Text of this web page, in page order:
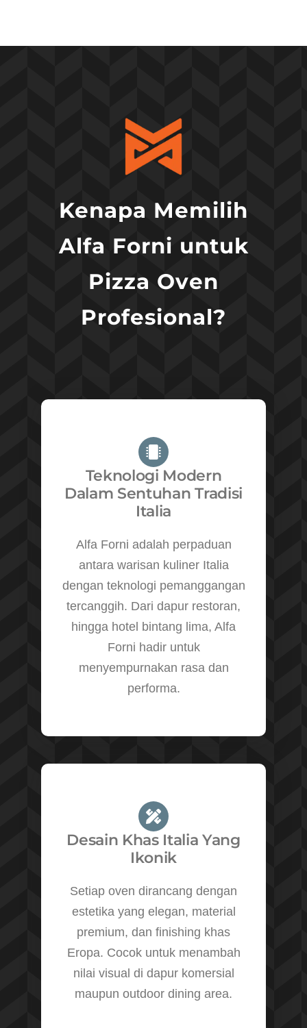
Kenapa Memilih
Alfa Forni untuk
Pizza Oven
Profesional?
Teknologi Modern
Dalam Sentuhan Tradisi
Italia
Alfa Forni adalah perpaduan
antara warisan kuliner Italia
dengan teknologi pemanggangan
tercanggih. Dari dapur restoran,
hingga hotel bintang lima, Alfa
Forni hadir untuk
menyempurnakan rasa dan
performa.
Desain Khas Italia Yang
Ikonik
Setiap oven dirancang dengan
estetika yang elegan, material
premium, dan finishing khas
Eropa. Cocok untuk menambah
nilai visual di dapur komersial
maupun outdoor dining area.